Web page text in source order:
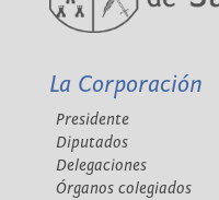
La Corporación
Presidente
Diputados
Delegaciones
Órganos colegiados